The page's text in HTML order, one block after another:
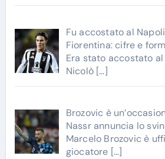
Fu accostato al
Fiorentina: cifre e
Era stato accostato
Nicolò […]
Brozovic è
Nassr annuncia lo
Marcelo Brozovic è
giocatore […]